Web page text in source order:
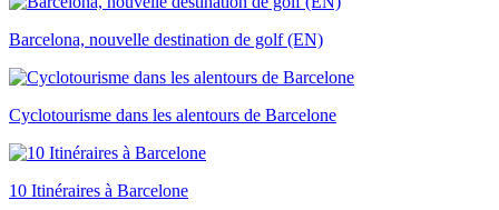
Barcelona, nouvelle destination de golf (EN)
Cyclotourisme dans les alentours de Barcelone
10 Itinéraires à Barcelone